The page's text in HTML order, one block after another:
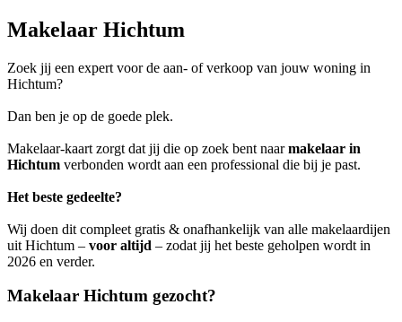
Makelaar Hichtum
Zoek jij een expert voor de aan- of verkoop van jouw woning in
Hichtum?
Dan ben je op de goede plek.
Makelaar-kaart zorgt dat jij die op zoek bent naarmakelaar in
Hichtum verbonden wordt aan een professional die bij je past.
Het beste gedeelte?
Wij doen dit compleet gratis & onafhankelijk van alle makelaardijen
uit Hichtum – voor altijd – zodat jij het beste geholpen wordt in
2026 en verder.
Makelaar Hichtum gezocht?